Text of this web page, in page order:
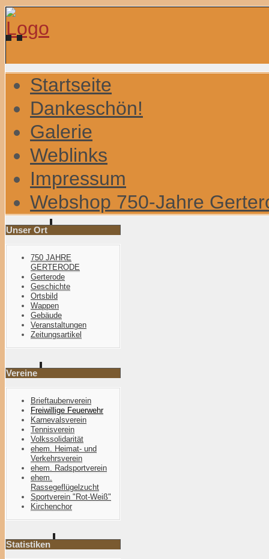
Startseite
Dankeschön!
Galerie
Weblinks
Impressum
Webshop 750-Jahre
Unser Ort
750 JAHRE
GERTERODE
Gerterode
Geschichte
Ortsbild
Wappen
Gebäude
Veranstaltungen
Zeitungsartikel
Vereine
Brieftaubenverein
Freiwillige Feuerwehr
Karnevalsverein
Tennisverein
Volkssolidarität
ehem. Heimat- und
Verkehrsverein
ehem. Radsportverein
ehem.
Rassegeflügelzucht
Sportverein "Rot-Weiß"
Kirchenchor
Statistiken